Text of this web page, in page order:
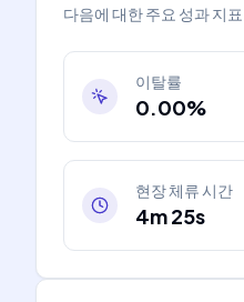
다음에 대한 주요 성과 지표
이탈률
0.00%
현장 체류 시간
4m 25s